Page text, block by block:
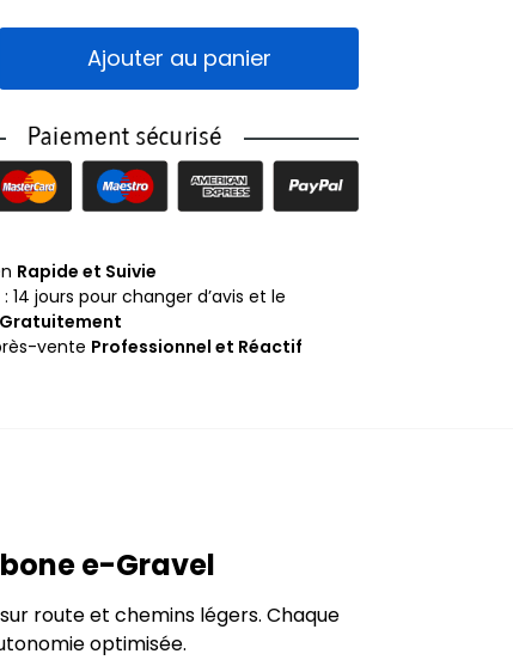
Ajouter au panier
Rapide et Suivie
: 14 jours pour changer d’avis et le
Gratuitement
vente Professionnel et Réactif
e-Gravel
route et chemins légers. Chaque
optimisée.